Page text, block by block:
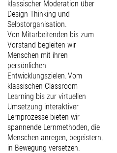
klassischer Moderation über
Design Thinking und
Selbstorganisation.
Von Mitarbeitenden bis zum
Vorstand begleiten wir
Menschen mit ihren
persönlichen
Entwicklungszielen. Vom
klassischen Classroom
Learning bis zur virtuellen
Umsetzung interaktiver
Lernprozesse bieten wir
spannende Lernmethoden, die
Menschen anregen, begeistern,
in Bewegung versetzen.